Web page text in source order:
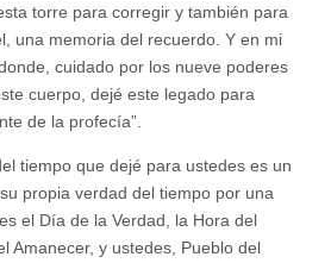
torre para corregir y también para
una memoria del recuerdo. Y en mi
cuidado por los nueve poderes
cuerpo, dejé este legado para
de la profecía”.
tiempo que dejé para ustedes es un
propia verdad del tiempo por una
el Día de la Verdad, la Hora del
Amanecer, y ustedes, Pueblo del